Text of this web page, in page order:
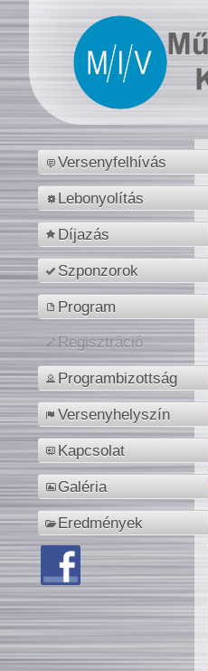
Versenyfelhívás
Lebonyolítás
Díjazás
Szponzorok
Program
Regisztráció
Programbizottság
Versenyhelyszín
Kapcsolat
Galéria
Eredmények